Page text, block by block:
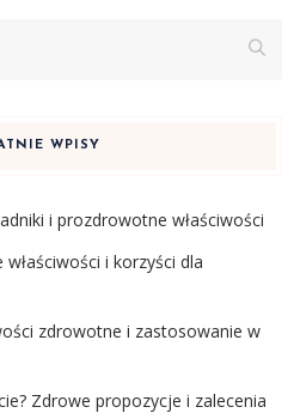
WPISY
i prozdrowotne właściwości
i korzyści dla
zdrowotne i zastosowanie w
Zdrowe propozycje i zalecenia